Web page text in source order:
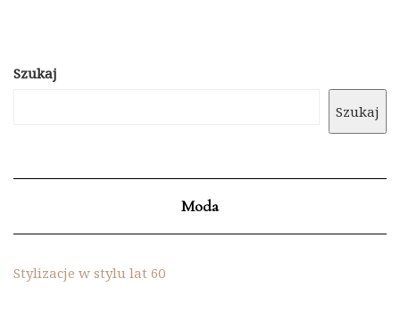
Szukaj
Szukaj
Moda
Stylizacje w stylu lat 60